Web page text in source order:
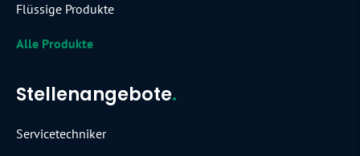
Flüssige Produkte
Alle Produkte
Stellenangebote.
Servicetechniker